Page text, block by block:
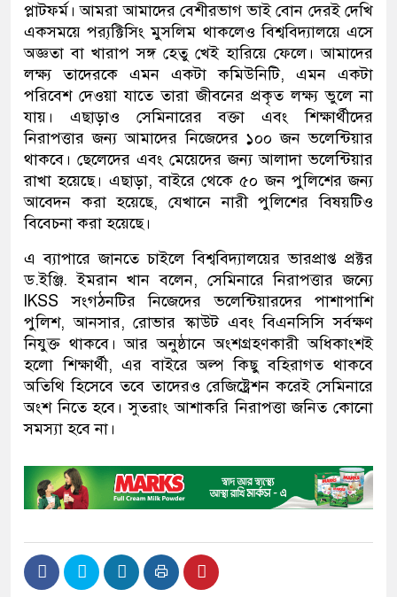
প্লাটফর্ম। আমরা আমাদের বেশীরভাগ ভাই বোন দেরই দেখি
একসময়ে প্র‍্যক্টিসিং মুসলিম থাকলেও বিশ্ববিদ্যালয়ে এসে
অজ্ঞতা বা খারাপ সঙ্গ হেতু খেই হারিয়ে ফেলে। আমাদের
লক্ষ্য তাদেরকে এমন একটা কমিউনিটি, এমন একটা
পরিবেশ দেওয়া যাতে তারা জীবনের প্রকৃত লক্ষ্য ভুলে না
যায়। এছাড়াও সেমিনারের বক্তা এবং শিক্ষার্থীদের
নিরাপত্তার জন্য আমাদের নিজেদের ১০০ জন ভলেন্টিয়ার
থাকবে। ছেলেদের এবং মেয়েদের জন্য আলাদা ভলেন্টিয়ার
রাখা হয়েছে। এছাড়া, বাইরে থেকে ৫০ জন পুলিশের জন্য
আবেদন করা হয়েছে, যেখানে নারী পুলিশের বিষয়টিও
বিবেচনা করা হয়েছে।
এ ব্যাপারে জানতে চাইলে বিশ্ববিদ্যালয়ের ভারপ্রাপ্ত প্রক্টর
ড.ইঞ্জি. ইমরান খান বলেন, সেমিনারে নিরাপত্তার জন্যে
lKSS সংগঠনটির নিজেদের ভলেন্টিয়ারদের পাশাপাশি
পুলিশ, আনসার, রোভার স্কাউট এবং বিএনসিসি সর্বক্ষণ
নিযুক্ত থাকবে। আর অনুষ্ঠানে অংশগ্রহণকারী অধিকাংশই
হলো শিক্ষার্থী, এর বাইরে অল্প কিছু বহিরাগত থাকবে
অতিথি হিসেবে তবে তাদেরও রেজিষ্ট্রেশন করেই সেমিনারে
অংশ নিতে হবে। সুতরাং আশাকরি নিরাপত্তা জনিত কোনো
সমস্যা হবে না।